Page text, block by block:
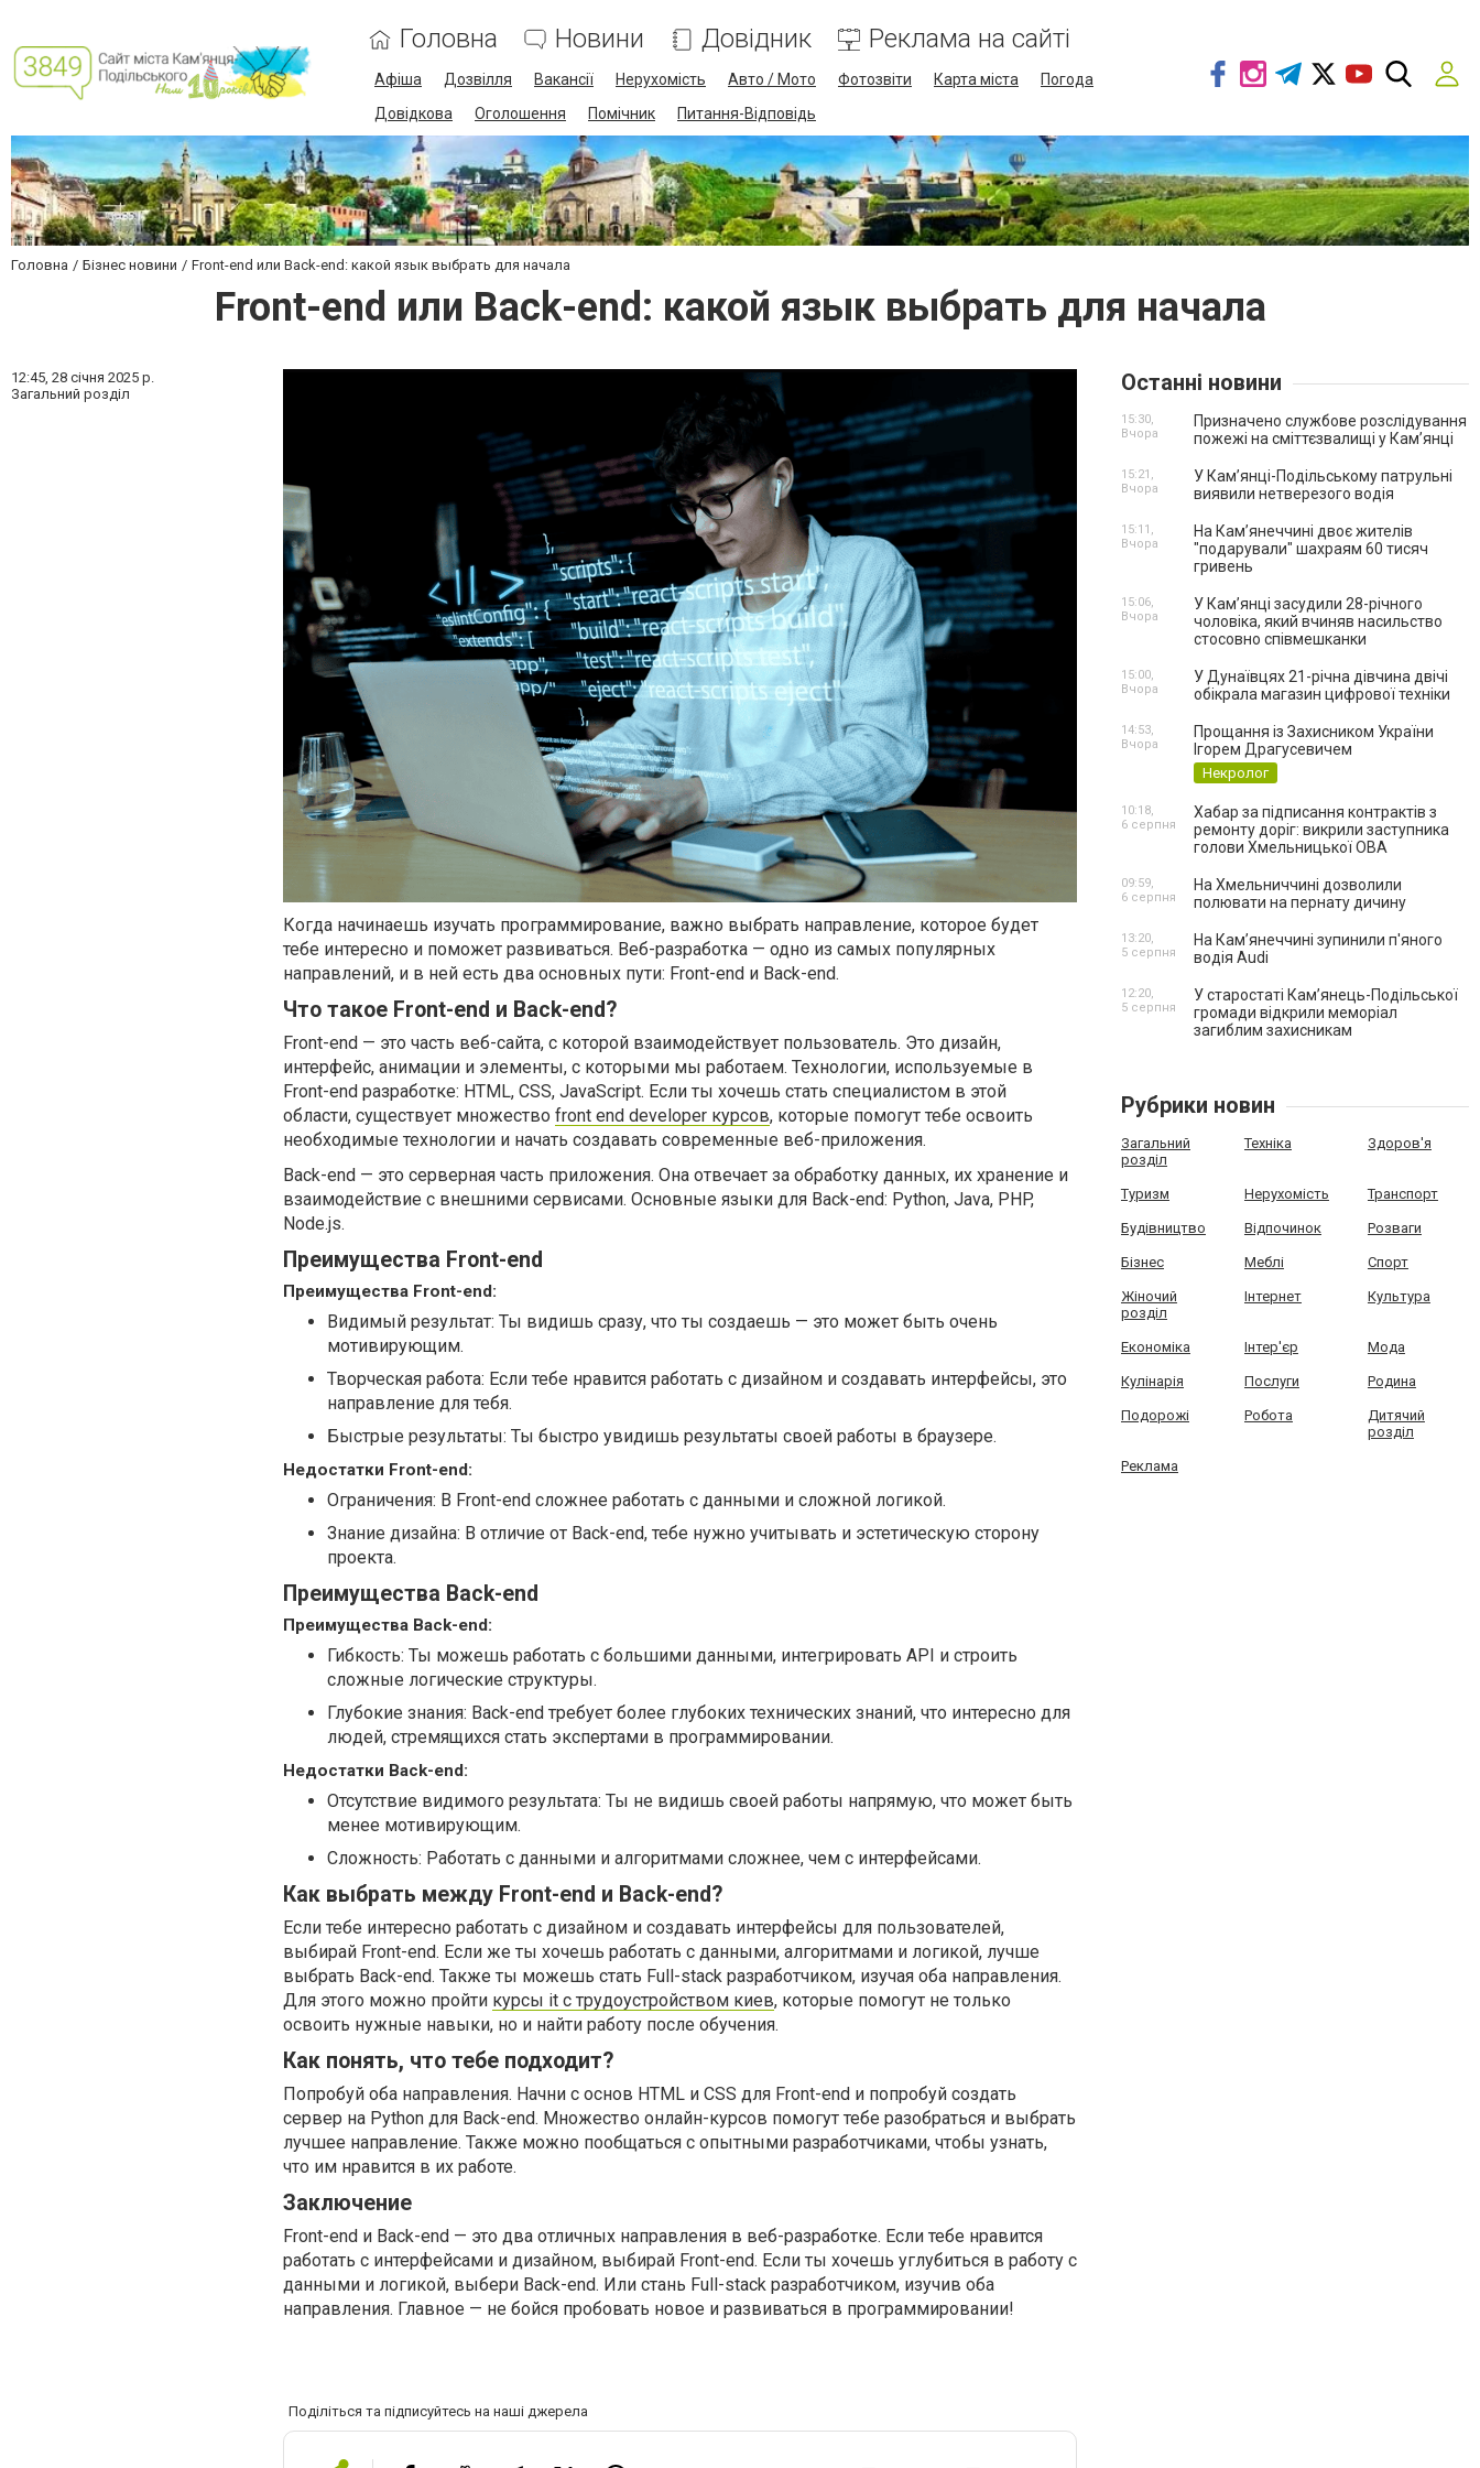
Головна Новини Довідник Реклама на сайті
Афіша Дозвілля Вакансії Нерухомість Авто / Мото Фотозвіти Карта міста
Погода
Довідкова
Оголошення Помічник Питання-Відповідь
Головна Бізнес новини Front-end или Back-end: какой язык выбрать для начала
Front-end или Back-end: какой язык выбрать для начала
12:45, 28 січня 2025 р.
Загальний розділ
Когда начинаешь изучать программирование, важно выбрать направление, которое будет
тебе интересно и поможет развиваться. Веб-разработка — одно из самых популярных
направлений, и в ней есть два основных пути: Front-end и Back-end.
Что такое Front-end и Back-end?
Front-end — это часть веб-сайта, с которой взаимодействует пользователь. Это дизайн,
интерфейс, анимации и элементы, с которыми мы работаем. Технологии, используемые в
Front-end разработке: HTML, CSS, JavaScript. Если ты хочешь стать специалистом в этой
области, существует множество front end developer курсов, которые помогут тебе освоить
необходимые технологии и начать создавать современные веб-приложения.
Back-end — это серверная часть приложения. Она отвечает за обработку данных, их хранение и
взаимодействие с внешними сервисами. Основные языки для Back-end: Python, Java, PHP,
Node.js.
Преимущества Front-end
Преимущества Front-end:
Видимый результат: Ты видишь сразу, что ты создаешь — это может быть очень
мотивирующим.
Творческая работа: Если тебе нравится работать с дизайном и создавать интерфейсы, это
направление для тебя.
Быстрые результаты: Ты быстро увидишь результаты своей работы в браузере.
Недостатки Front-end:
Ограничения: В Front-end сложнее работать с данными и сложной логикой.
Знание дизайна: В отличие от Back-end, тебе нужно учитывать и эстетическую сторону
проекта.
Преимущества Back-end
Преимущества Back-end:
Гибкость: Ты можешь работать с большими данными, интегрировать API и строить
сложные логические структуры.
Глубокие знания: Back-end требует более глубоких технических знаний, что интересно для
людей, стремящихся стать экспертами в программировании.
Недостатки Back-end:
Отсутствие видимого результата: Ты не видишь своей работы напрямую, что может быть
менее мотивирующим.
Сложность: Работать с данными и алгоритмами сложнее, чем с интерфейсами.
Как выбрать между Front-end и Back-end?
Если тебе интересно работать с дизайном и создавать интерфейсы для пользователей,
выбирай Front-end. Если же ты хочешь работать с данными, алгоритмами и логикой, лучше
выбрать Back-end. Также ты можешь стать Full-stack разработчиком, изучая оба направления.
Для этого можно пройти курсы it с трудоустройством киев, которые помогут не только
освоить нужные навыки, но и найти работу после обучения.
Как понять, что тебе подходит?
Попробуй оба направления. Начни с основ HTML и CSS для Front-end и попробуй создать
сервер на Python для Back-end. Множество онлайн-курсов помогут тебе разобраться и выбрать
лучшее направление. Также можно пообщаться с опытными разработчиками, чтобы узнать,
что им нравится в их работе.
Заключение
Front-end и Back-end — это два отличных направления в веб-разработке. Если тебе нравится
работать с интерфейсами и дизайном, выбирай Front-end. Если ты хочешь углубиться в работу с
данными и логикой, выбери Back-end. Или стань Full-stack разработчиком, изучив оба
направления. Главное — не бойся пробовать новое и развиваться в программировании!
Поділіться та підписуйтесь на наші джерела
Останні новини
Призначено службове розслідування
пожежі на сміттєзвалищі у Кам’янці
15:30,
Вчора
У Кам’янці-Подільському патрульні
виявили нетверезого водія
15:21,
Вчора
На Камʼянеччині двоє жителів
"подарували" шахраям 60 тисяч
гривень
15:11,
Вчора
У Камʼянці засудили 28-річного
чоловіка, який вчиняв насильство
стосовно співмешканки
15:06,
Вчора
У Дунаївцях 21-річна дівчина двічі
обікрала магазин цифрової техніки
15:00,
Вчора
Прощання із Захисником України
Ігорем Драгусевичем
Некролог
14:53,
Вчора
Хабар за підписання контрактів з
ремонту доріг: викрили заступника
голови Хмельницької ОВА
10:18,
6 серпня
На Хмельниччині дозволили
полювати на пернату дичину
09:59,
6 серпня
На Камʼянеччині зупинили п'яного
водія Audi
13:20,
5 серпня
У старостаті Кам’янець-Подільської
громади відкрили меморіал
загиблим захисникам
12:20,
5 серпня
Рубрики новин
Загальний
розділ
Техніка Здоров'я
Туризм Нерухомість Транспорт
Будівництво Відпочинок Розваги
Бізнес Меблі Спорт
Жіночий
розділ
Інтернет Культура
Економіка Інтер'єр Мода
Кулінарія Послуги Родина
Подорожі Робота
Дитячий
розділ
Реклама